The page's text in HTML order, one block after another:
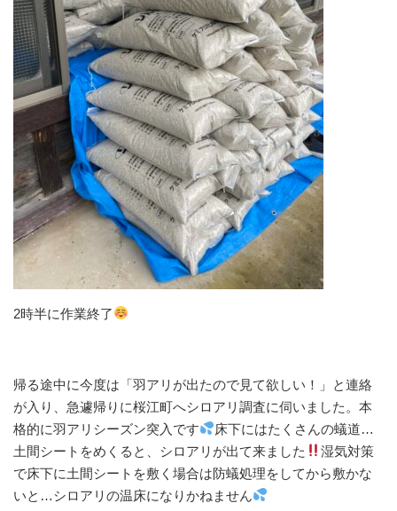
2時半に作業終了
帰る途中に今度は「羽アリが出たので見て欲しい！」と連絡
が入り、急遽帰りに桜江町へシロアリ調査に伺いました。本
格的に羽アリシーズン突入です
床下にはたくさんの蟻道…
土間シートをめくると、シロアリが出て来ました
湿気対策
で床下に土間シートを敷く場合は防蟻処理をしてから敷かな
いと…シロアリの温床になりかねません